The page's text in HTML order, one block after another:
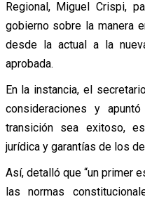
Regional, Miguel Crispi,
gobierno sobre la manera
desde la actual a la
aprobada.
En la instancia, el
consideraciones y
transición sea exitoso,
jurídica y garantías de los
Así, detalló que “un primer
las normas